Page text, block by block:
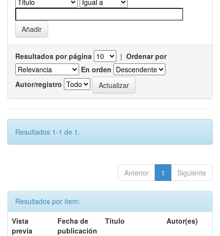
Resultados por página | Ordenar por
En orden
Autor/registro
Resultados 1-1 de 1.
Anterior 1 Siguiente
Resultados por ítem:
Vista
previa
Fecha de
publicación
Título Autor(es)